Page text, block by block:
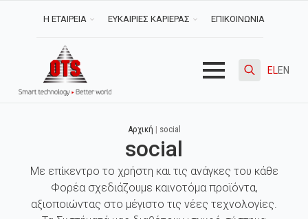
Η ΕΤΑΙΡΕΙΑ ΕΥΚΑΙΡΙΕΣ ΚΑΡΙΕΡΑΣ ΕΠΙΚΟΙΝΩΝΙΑ
ELEN
Αρχική | social
social
Με επίκεντρο το χρήστη και τις ανάγκες του κάθε
Φορέα σχεδιάζουμε καινοτόμα προϊόντα,
αξιοποιώντας στο μέγιστο τις νέες τεχνολογίες.